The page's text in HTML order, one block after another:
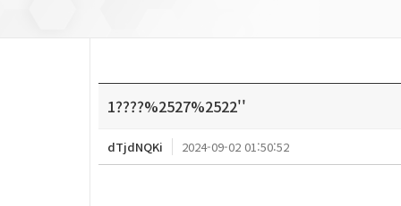
1????%2527%2522''
dTjdNQKi 2024-09-02 01:50:52